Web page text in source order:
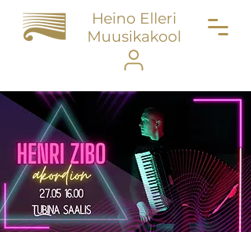
Heino Elleri
Muusikakool